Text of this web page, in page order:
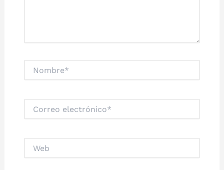
electrónico*